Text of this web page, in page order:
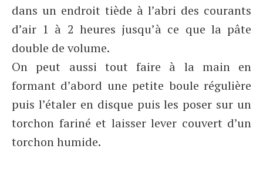
dans un endroit tiède à l’abri des courants
d’air 1 à 2 heures jusqu’à ce que la pâte
double de volume.
On peut aussi tout faire à la main en
formant d’abord une petite boule régulière
puis l’étaler en disque puis les poser sur un
torchon fariné et laisser lever couvert d’un
torchon humide.